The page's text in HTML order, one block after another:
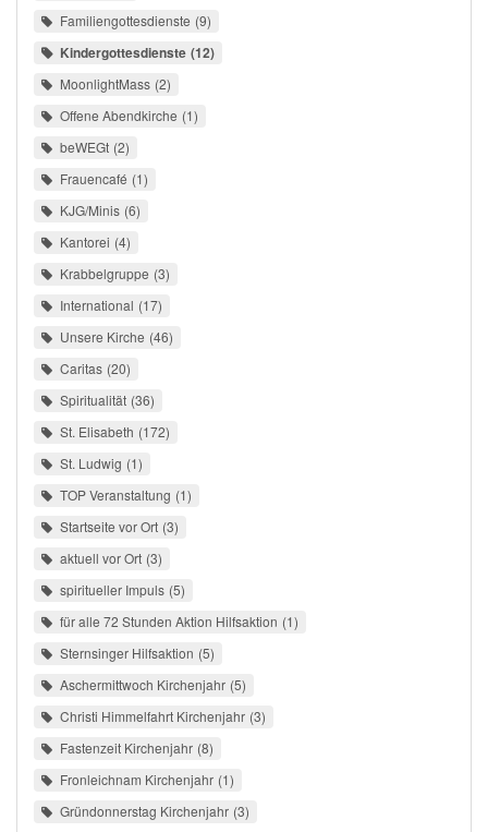
Familiengottesdienste 9
Kindergottesdienste 12
MoonlightMass 2
Offene Abendkirche 1
beWEGt 2
Frauencafé 1
KJG/Minis 6
Kantorei 4
Krabbelgruppe 3
International 17
Unsere Kirche 46
Caritas 20
Spiritualität 36
St. Elisabeth 172
St. Ludwig 1
TOP Veranstaltung 1
Startseite vor Ort 3
aktuell vor Ort 3
spiritueller Impuls 5
für alle 72 Stunden Aktion Hilfsaktion 1
Sternsinger Hilfsaktion 5
Aschermittwoch Kirchenjahr 5
Christi Himmelfahrt Kirchenjahr 3
Fastenzeit Kirchenjahr 8
Fronleichnam Kirchenjahr 1
Gründonnerstag Kirchenjahr 3